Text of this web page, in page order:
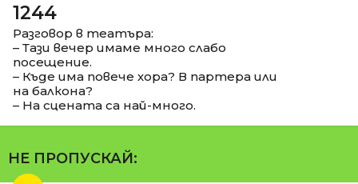
1244
Разговор в театъра:
– Тази вечер имаме много слабо
посещение.
– Къде има повече хора? В партера или
на балкона?
– На сцената са най-много.
НЕ ПРОПУСКАЙ: